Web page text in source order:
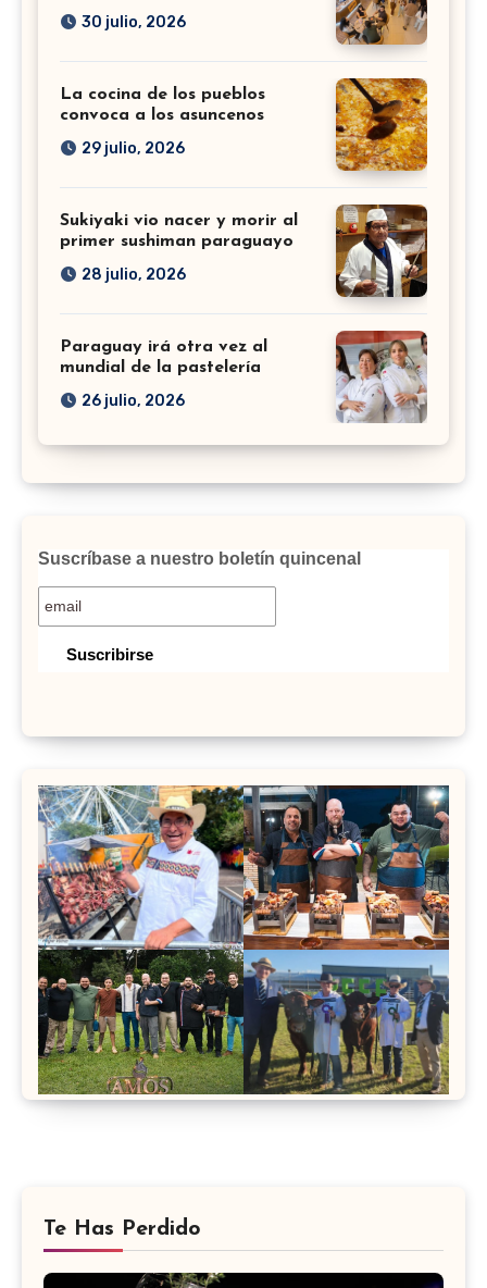
30 julio, 2026
La cocina de los pueblos
convoca a los asuncenos
29 julio, 2026
Sukiyaki vio nacer y morir al
primer sushiman paraguayo
28 julio, 2026
Paraguay irá otra vez al
mundial de la pastelería
26 julio, 2026
Suscríbase a nuestro boletín quincenal
Te Has Perdido